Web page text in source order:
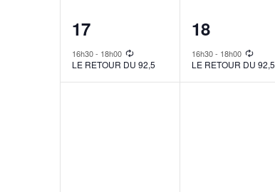
1
event,
17
16h30- 18h00
LE RETOUR DU 92,5
1
event,
18
16h30- 18h00
LE RETOUR DU 92,5